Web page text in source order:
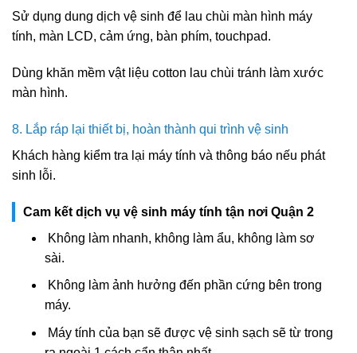
Sử dụng dung dịch vệ sinh để lau chùi màn hình máy
tính, màn LCD, cảm ứng, bàn phím, touchpad.
Dùng khăn mềm vật liệu cotton lau chùi tránh làm xước
màn hình.
8. Lắp ráp lại thiết bị, hoàn thành qui trình vệ sinh
Khách hàng kiểm tra lại máy tính và thông báo nếu phát
sinh lỗi.
Cam kết dịch vụ vệ sinh máy tính tận nơi Quận 2
Không làm nhanh, không làm ẩu, không làm sơ
sài.
Không làm ảnh hưởng đến phần cứng bên trong
máy.
Máy tính của bạn sẽ được vệ sinh sạch sẽ từ trong